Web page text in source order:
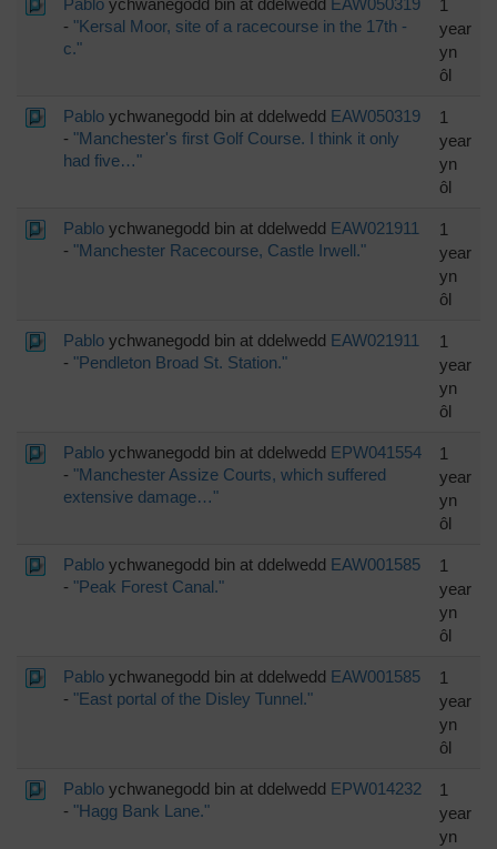
Pablo ychwanegodd bin at ddelwedd EAW050319
- "Kersal Moor, site of a racecourse in the 17th -
c."
1
year
yn
ôl
Pablo ychwanegodd bin at ddelwedd EAW050319
- "Manchester's first Golf Course. I think it only
had five…"
1
year
yn
ôl
Pablo ychwanegodd bin at ddelwedd EAW021911
- "Manchester Racecourse, Castle Irwell."
1
year
yn
ôl
Pablo ychwanegodd bin at ddelwedd EAW021911
- "Pendleton Broad St. Station."
1
year
yn
ôl
Pablo ychwanegodd bin at ddelwedd EPW041554
- "Manchester Assize Courts, which suffered
extensive damage…"
1
year
yn
ôl
Pablo ychwanegodd bin at ddelwedd EAW001585
- "Peak Forest Canal."
1
year
yn
ôl
Pablo ychwanegodd bin at ddelwedd EAW001585
- "East portal of the Disley Tunnel."
1
year
yn
ôl
Pablo ychwanegodd bin at ddelwedd EPW014232
- "Hagg Bank Lane."
1
year
yn